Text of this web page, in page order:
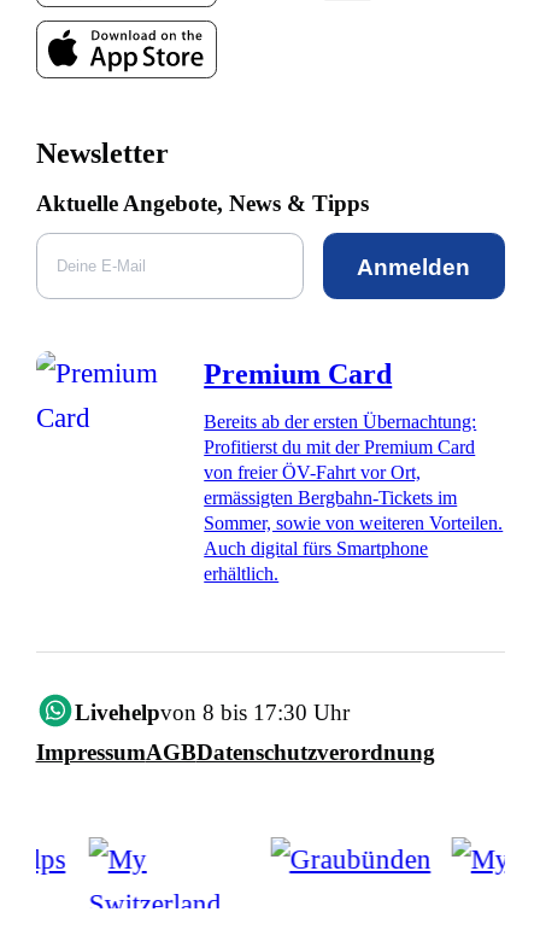
Newsletter
Aktuelle Angebote, News & Tipps
Anmelden
Premium Card
Bereits ab der ersten Übernachtung:
Profitierst du mit der Premium Card
von freier ÖV-Fahrt vor Ort,
ermässigten Bergbahn-Tickets im
Sommer, sowie von weiteren Vorteilen.
Auch digital fürs Smartphone
erhältlich.
Livehelpvon 8 bis 17:30 Uhr
ImpressumAGBDatenschutzverordnung